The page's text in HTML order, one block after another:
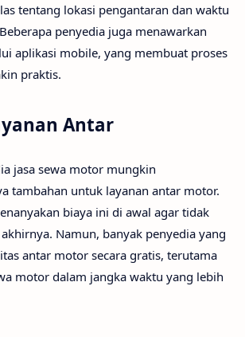
tentang lokasi pengantaran dan waktu
penyedia juga menawarkan
aplikasi mobile, yang membuat proses
praktis.
Antar
jasa sewa motor mungkin
tambahan untuk layanan antar motor.
biaya ini di awal agar tidak
Namun, banyak penyedia yang
antar motor secara gratis, terutama
motor dalam jangka waktu yang lebih